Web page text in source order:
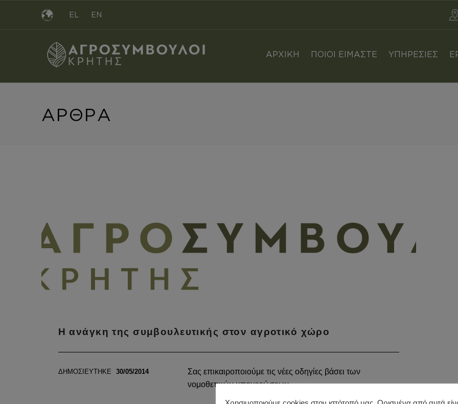
ΑΡΧΙΚΗ ΠΟΙΟΙ ΕΙΜΑΣΤΕ ΥΠΗΡΕΣΙΕΣ
EL EN
ΑΡΘΡΑ
ΑΡΘΡΑ
Η ανάγκη της συμβουλευτικής στον αγροτικό χώρο
ΔΗΜΟΣΙΕΥΤΗΚΕ 30/05/2014
Σας επικαιροποιούμε τις νέες οδηγίες βάσει των
νομοθετικών υποχρεώσεων.